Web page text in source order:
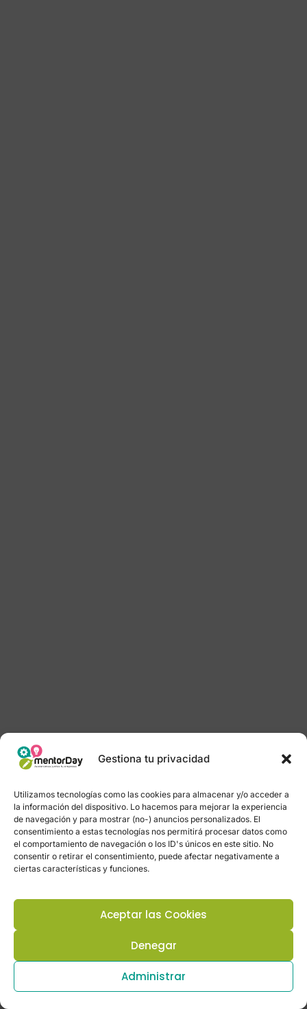
Gestiona tu privacidad
Utilizamos tecnologías como las cookies para almacenar y/o acceder a
la información del dispositivo. Lo hacemos para mejorar la experiencia
de navegación y para mostrar (no-) anuncios personalizados. El
consentimiento a estas tecnologías nos permitirá procesar datos como
el comportamiento de navegación o los ID's únicos en este sitio. No
consentir o retirar el consentimiento, puede afectar negativamente a
ciertas características y funciones.
Aceptar las Cookies
Denegar
Administrar